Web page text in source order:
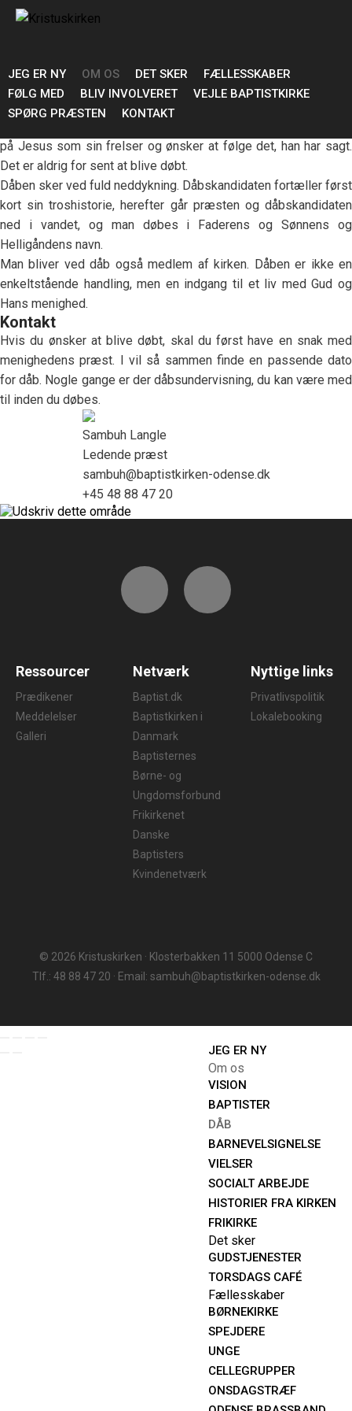
JEG ER NY OM OS DET SKER
FÆLLESSKABER
FØLG MED
BLIV INVOLVERET
VEJLE BAPTISTKIRKE
SPØRG PRÆSTEN
KONTAKT
Dåb
Bliv døbt i vores kirke
Vi døber dem, der selv beder om at blive døbt. Af samme grund
døber vi ikke børn, før de selv har taget stilling til Jesus og til
den kristne tro. Der er ikke sat en minimumsalder på, men man
på Jesus som sin frelser og ønsker at følge det, han har sagt.
Det er aldrig for sent at blive døbt.
Dåben sker ved fuld neddykning. Dåbskandidaten fortæller først
kort sin troshistorie, herefter går præsten og dåbskandidaten
ned i vandet, og man døbes i Faderens og Sønnens og
Helligåndens navn.
Man bliver ved dåb også medlem af kirken. Dåben er ikke en
enkeltstående handling, men en indgang til et liv med Gud og
Hans menighed.
Kontakt
Hvis du ønsker at blive døbt, skal du først have en snak med
menighedens præst. I vil så sammen finde en passende dato
for dåb. Nogle gange er der dåbsundervisning, du kan være med
til inden du døbes.
Sambuh Langle
Ledende præst
sambuh@baptistkirken-odense.dk
+45 48 88 47 20
Ressourcer
Prædikener
Meddelelser
Galleri
Netværk
Baptist.dk
Baptistkirken i
Danmark
Baptisternes
Børne- og
Ungdomsforbund
Frikirkenet
Danske
Baptisters
Kvindenetværk
Nyttige links
Privatlivspolitik
Lokalebooking
© 2026 Kristuskirken · Klosterbakken 11 5000 Odense C
Tlf.: 48 88 47 20 · Email: sambuh@baptistkirken-odense.dk
JEG ER NY
Om os
VISION
BAPTISTER
DÅB
BARNEVELSIGNELSE
VIELSER
SOCIALT ARBEJDE
HISTORIER FRA KIRKEN
FRIKIRKE
Det sker
GUDSTJENESTER
TORSDAGS CAFÉ
Fællesskaber
BØRNEKIRKE
SPEJDERE
UNGE
CELLEGRUPPER
ONSDAGSTRÆF